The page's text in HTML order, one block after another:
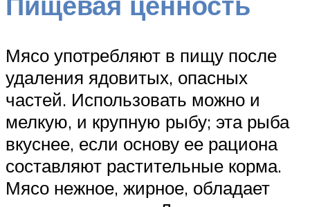
Мясо употребляют в пищу после
удаления ядовитых, опасных
частей. Использовать можно и
мелкую, и крупную рыбу; эта рыба
вкуснее, если основу ее рациона
составляют растительные корма.
Мясо нежное, жирное, обладает